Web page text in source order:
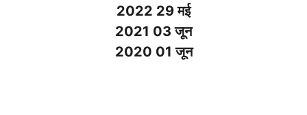
2022 29 मई
2021 03 जून
2020 01 जून